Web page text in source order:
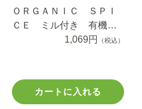
ＯＲＧＡＮＩＣ ＳＰＩ
ＣＥ ミル付き 有機ブ
ラックペッパー １９.５
1,069円 （税込）
カートに入れる